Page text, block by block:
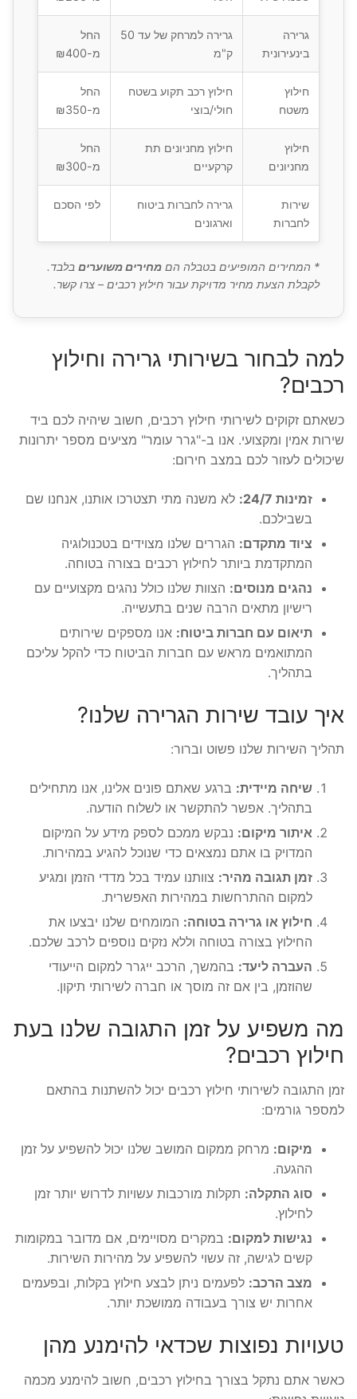
גרירה
בינעירונית
גרירה למרחק של עד 50
ק"מ
החל
מ-₪400
חילוץ
משטח
חילוץ רכב תקוע בשטח
חולי/בוצי
החל
מ-₪350
חילוץ
מחניונים
חילוץ מחניונים תת
קרקעיים
החל
מ-₪300
שירות
לחברות
גרירה לחברות ביטוח
וארגונים
לפי הסכם
* המחירים המופיעים בטבלה הם מחירים משוערים בלבד.
לקבלת הצעת מחיר מדויקת עבור חילוץ רכבים – צרו קשר.
למה לבחור בשירותי גרירה וחילוץ
רכבים?
כשאתם זקוקים לשירותי חילוץ רכבים, חשוב שיהיה לכם ביד
שירות אמין ומקצועי. אנו ב-"גרר עומר" מציעים מספר יתרונות
שיכולים לעזור לכם במצב חירום:
זמינות 24/7:
לא משנה מתי תצטרכו אותנו, אנחנו שם
בשבילכם.
ציוד מתקדם: הגררים שלנו מצוידים בטכנולוגיה
המתקדמת ביותר לחילוץ רכבים בצורה בטוחה.
נהגים מנוסים: הצוות שלנו כולל נהגים מקצועיים עם
רישיון מתאים הרבה שנים בתעשייה.
תיאום עם חברות ביטוח: אנו מספקים שירותים
המתואמים מראש עם חברות הביטוח כדי להקל עליכם
בתהליך.
איך עובד שירות הגרירה שלנו?
תהליך השירות שלנו פשוט וברור:
שיחה מיידית: ברגע שאתם פונים אלינו, אנו מתחילים
בתהליך. אפשר להתקשר או לשלוח הודעה.
איתור מיקום: נבקש ממכם לספק מידע על המיקום
המדויק בו אתם נמצאים כדי שנוכל להגיע במהירות.
זמן תגובה מהיר: צוותנו עמיד בכל מדדי הזמן ומגיע
למקום ההתרחשות במהירות האפשרית.
חילוץ או גרירה בטוחה: המומחים שלנו יבצעו את
החילוץ בצורה בטוחה וללא נזקים נוספים לרכב שלכם.
העברה ליעד: בהמשך, הרכב ייגרר למקום הייעודי
שהוזמן, בין אם זה מוסך או חברה לשירותי תיקון.
מה משפיע על זמן התגובה שלנו בעת
חילוץ רכבים?
זמן התגובה לשירותי חילוץ רכבים יכול להשתנות בהתאם
למספר גורמים:
מיקום: מרחק ממקום המושב שלנו יכול להשפיע על זמן
ההגעה.
סוג התקלה: תקלות מורכבות עשויות לדרוש יותר זמן
לחילוץ.
נגישות למקום: במקרים מסויימים, אם מדובר במקומות
קשים לגישה, זה עשוי להשפיע על מהירות השירות.
מצב הרכב: לפעמים ניתן לבצע חילוץ בקלות, ובפעמים
אחרות יש צורך בעבודה ממושכת יותר.
טעויות נפוצות שכדאי להימנע מהן
כאשר אתם נתקל בצורך בחילוץ רכבים, חשוב להימנע מכמה